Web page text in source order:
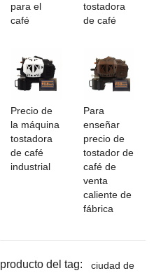
para el
café
tostadora
de café
Precio de
la máquina
tostadora
de café
industrial
Para
enseñar
precio de
tostador de
café de
venta
caliente de
fábrica
producto del tag:
ciudad de